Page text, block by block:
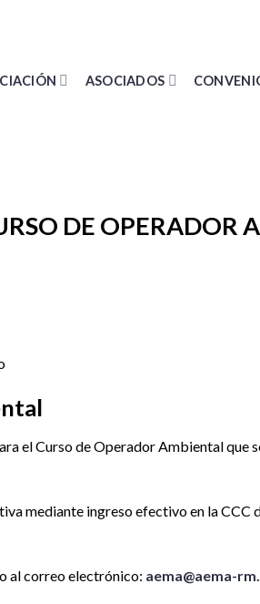
ASOCIADOS
DE OPERADOR
el Curso de Operador Ambiental que
mediante ingreso efectivo en la CCC
al correo electrónico: aema@aema-